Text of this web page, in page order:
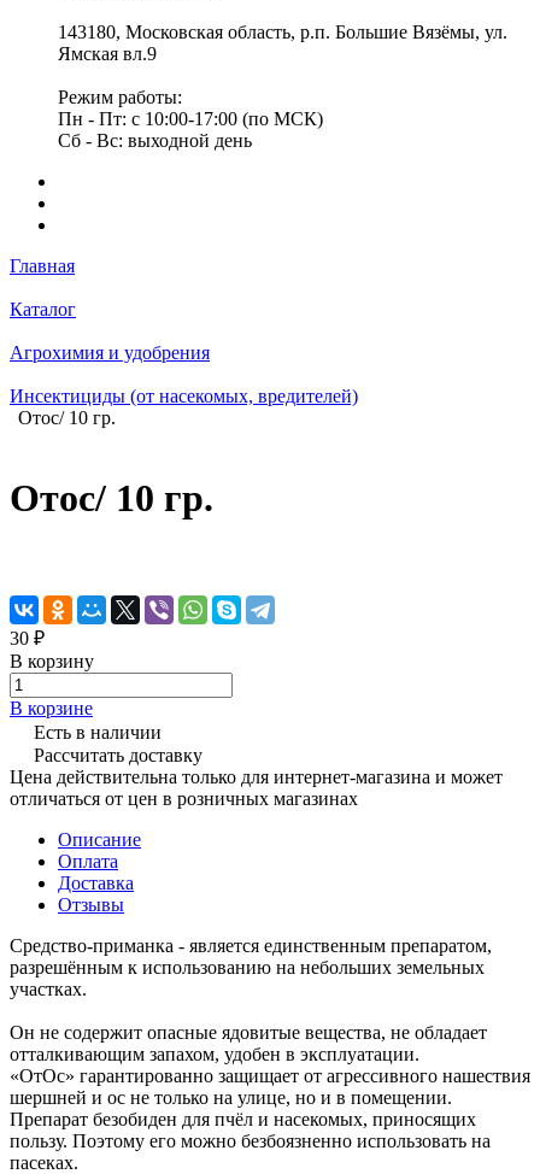
143180, Московская область, р.п. Большие Вязёмы, ул.
Ямская вл.9
Режим работы:
Пн - Пт: с 10:00-17:00 (по МСК)
Сб - Вс: выходной день
Главная
Каталог
Агрохимия и удобрения
Инсектициды (от насекомых, вредителей)
Отос/ 10 гр.
Отос/ 10 гр.
30 ₽
В корзину
В корзине
Есть в наличии
Рассчитать доставку
Цена действительна только для интернет-магазина и может
отличаться от цен в розничных магазинах
Описание
Оплата
Доставка
Отзывы
Средство-приманка - является единственным препаратом,
разрешённым к использованию на небольших земельных
участках.
Он не содержит опасные ядовитые вещества, не обладает
отталкивающим запахом, удобен в эксплуатации.
«ОтОс» гарантированно защищает от агрессивного нашествия
шершней и ос не только на улице, но и в помещении.
Препарат безобиден для пчёл и насекомых, приносящих
пользу. Поэтому его можно безбоязненно использовать на
пасеках.